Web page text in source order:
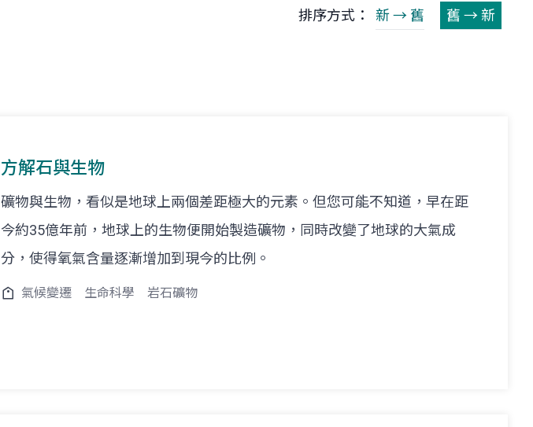
排序方式： 新 → 舊 舊 → 新
方解石與生物
礦物與生物，看似是地球上兩個差距極大的元素。但您可能不知道，早在距
今約35億年前，地球上的生物便開始製造礦物，同時改變了地球的大氣成
分，使得氧氣含量逐漸增加到現今的比例。
氣候變遷 生命科學 岩石礦物